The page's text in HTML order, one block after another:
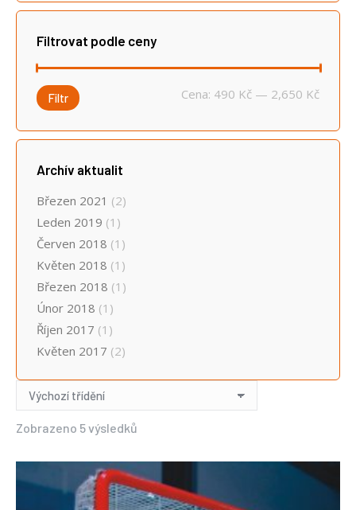
Zobrazeno 5 výsledků
Filtrovat podle ceny
Filtr Cena: 490 Kč — 2,650 Kč
Archív aktualit
Březen 2021 (2)
Leden 2019 (1)
Červen 2018 (1)
Květen 2018 (1)
Březen 2018 (1)
Únor 2018 (1)
Říjen 2017 (1)
Květen 2017 (2)